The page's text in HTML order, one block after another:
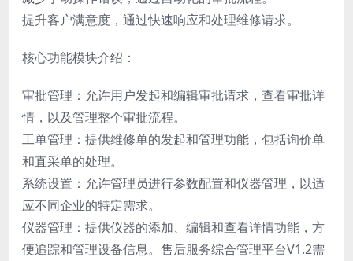
提升客户满意度，通过快速响应和处理维修请求。
核心功能模块介绍：
审批管理：允许用户发起和编辑审批请求，查看审批详
情，以及管理整个审批流程。
工单管理：提供维修单的发起和管理功能，包括询价单
和直采单的处理。
系统设置：允许管理员进行参数配置和仪器管理，以适
应不同企业的特定需求。
仪器管理：提供仪器的添加、编辑和查看详情功能，方
便追踪和管理设备信息。售后服务综合管理平台V1.2需